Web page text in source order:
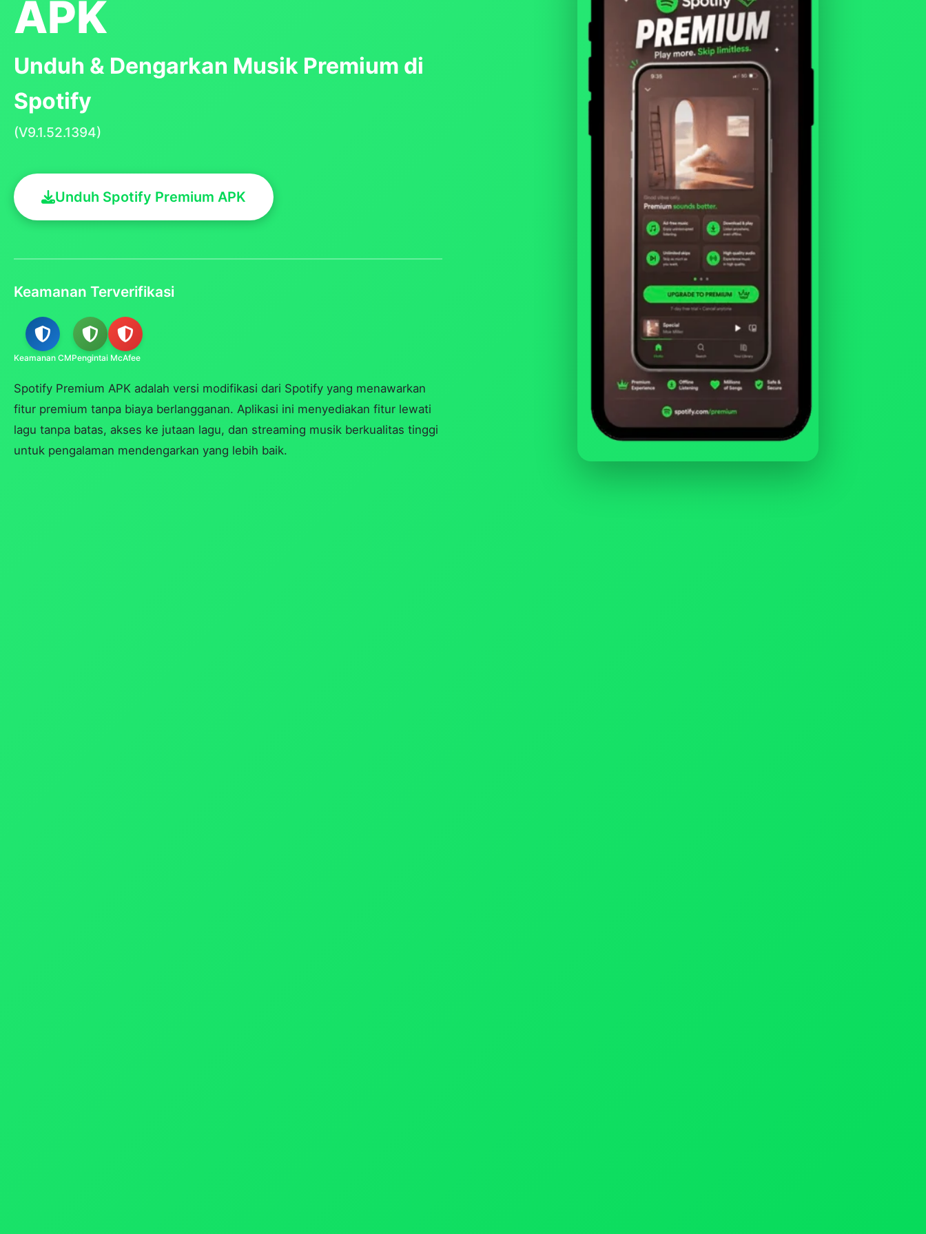
APK
Unduh & Dengarkan Musik Premium di
Spotify
(V9.1.52.1394)
Unduh Spotify Premium APK
Keamanan Terverifikasi
Keamanan CMPengintai McAfee
Spotify Premium APK adalah versi modifikasi dari Spotify yang menawarkan
fitur premium tanpa biaya berlangganan. Aplikasi ini menyediakan fitur lewati
lagu tanpa batas, akses ke jutaan lagu, dan streaming musik berkualitas tinggi
untuk pengalaman mendengarkan yang lebih baik.